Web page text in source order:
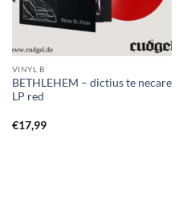
VINYL B
BETHLEHEM – dictius te necare
LP red
€17,99